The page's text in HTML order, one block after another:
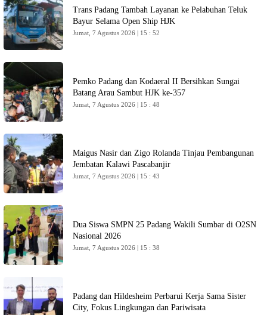
Trans Padang Tambah Layanan ke Pelabuhan Teluk
Bayur Selama Open Ship HJK
Jumat, 7 Agustus 2026 | 15 : 52
Pemko Padang dan Kodaeral II Bersihkan Sungai
Batang Arau Sambut HJK ke-357
Jumat, 7 Agustus 2026 | 15 : 48
Maigus Nasir dan Zigo Rolanda Tinjau Pembangunan
Jembatan Kalawi Pascabanjir
Jumat, 7 Agustus 2026 | 15 : 43
Dua Siswa SMPN 25 Padang Wakili Sumbar di O2SN
Nasional 2026
Jumat, 7 Agustus 2026 | 15 : 38
Padang dan Hildesheim Perbarui Kerja Sama Sister
City, Fokus Lingkungan dan Pariwisata